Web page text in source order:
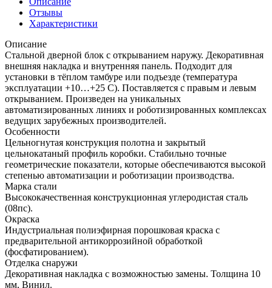
Бьянко
Вералинга/
Лунный
камень
Отзывы
Характеристики
Описание
Стальной дверной блок с открыванием наружу. Декоративная
внешняя накладка и внутренняя панель. Подходит для
установки в тёплом тамбуре или подъезде (температура
эксплуатации +10…+25 С). Поставляется с правым и левым
открыванием. Произведен на уникальных
автоматизированных линиях и роботизированных комплексах
ведущих зарубежных производителей.
Особенности
Цельногнутая конструкция полотна и закрытый
цельнокатаный профиль коробки. Стабильно точные
геометрические показатели, которые обеспечиваются высокой
степенью автоматизации и роботизации производства.
Марка стали
Высококачественная конструкционная углеродистая сталь
(08пс).
Окраска
Индустриальная полиэфирная порошковая краска с
предварительной антикоррозийной обработкой
(фосфатированием).
Отделка снаружи
Декоративная накладка с возможностью замены. Толщина 10
мм, Винил.